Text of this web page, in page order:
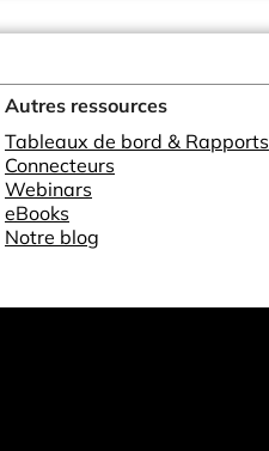
Autres ressources
Tableaux de bord & Rapports
Connecteurs
Webinars
eBooks
Notre blog